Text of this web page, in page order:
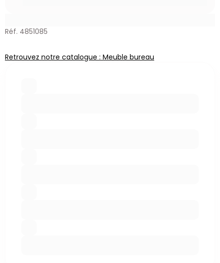
Réf. 4851085
Retrouvez notre catalogue : Meuble bureau